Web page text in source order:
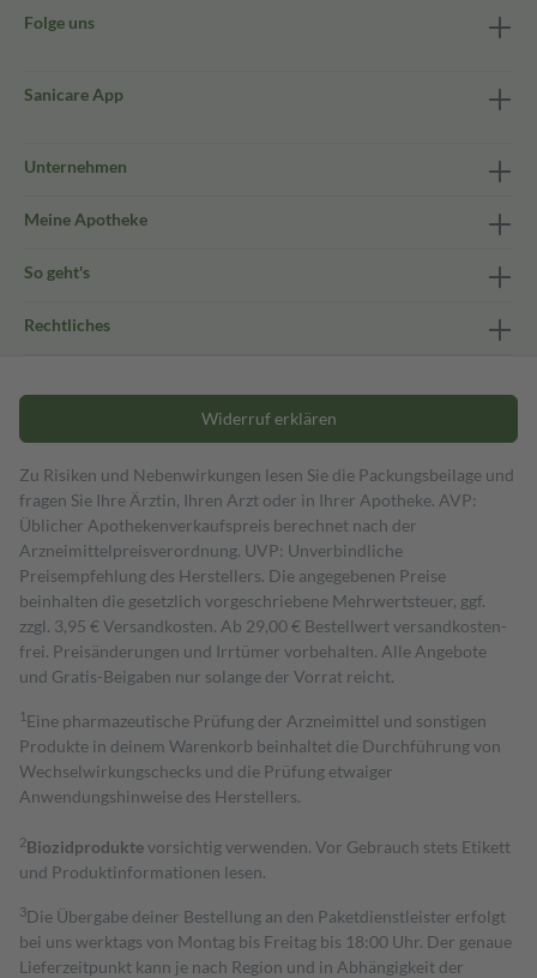
Folge uns
Sanicare App
Unternehmen
Meine Apotheke
So geht's
Rechtliches
Widerruf erklären
Zu Risiken und Nebenwirkungen lesen Sie die Packungsbeilage und
fragen Sie Ihre Ärztin, Ihren Arzt oder in Ihrer Apotheke. AVP:
Üblicher Apothekenverkaufspreis berechnet nach der
Arzneimittelpreisverordnung. UVP: Unverbindliche
Preisempfehlung des Herstellers. Die angegebenen Preise
beinhalten die gesetzlich vorgeschriebene Mehrwertsteuer, ggf.
zzgl. 3,95 € Versandkosten. Ab 29,00 € Bestell­wert versand­kosten­
frei. Preisänderungen und Irrtümer vorbehalten. Alle Angebote
und Gratis-Beigaben nur solange der Vorrat reicht.
1 Eine pharmazeutische Prüfung der Arzneimittel und sonstigen
Produkte in deinem Warenkorb beinhaltet die Durchführung von
Wechselwirkungschecks und die Prüfung etwaiger
Anwendungshinweise des Herstellers.
2Biozidproduktevorsichtig verwenden. Vor Gebrauch stets Etikett
und Produktinformationen lesen.
3Die Übergabe deiner Bestellung an den Paketdienstleister erfolgt
bei uns werktags von Montag bis Freitag bis 18:00 Uhr. Der genaue
Lieferzeitpunkt kann je nach Region und in Abhängigkeit der